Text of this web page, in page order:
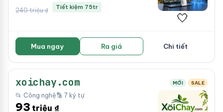
240 triệu ₫ Tiết kiệm 75tr
🤍
Mua ngay Ra giá Chi tiết
xoichay.com MỚI SALE
📂 Công nghệ🔡 7 ký tự
93 triệu ₫